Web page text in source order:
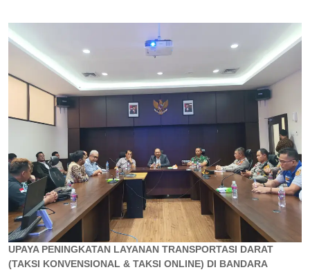
UPAYA PENINGKATAN LAYANAN TRANSPORTASI DARAT
(TAKSI KONVENSIONAL & TAKSI ONLINE) DI BANDARA